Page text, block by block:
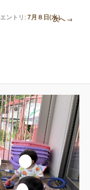
次へ →
エントリ:7月８日(水）